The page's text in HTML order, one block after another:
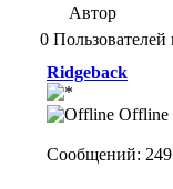
Автор
0 Пользователей
Ridgeback
Offline
Сообщений: 249